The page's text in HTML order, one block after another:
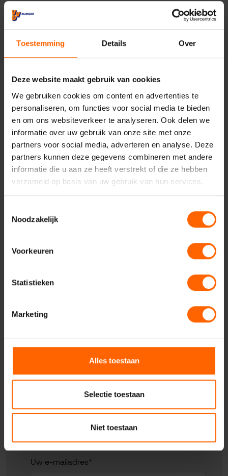
Toestemming Details Over
Deze website maakt gebruik van cookies
We gebruiken cookies om content en advertenties te
personaliseren, om functies voor social media te bieden
en om ons websiteverkeer te analyseren. Ook delen we
informatie over uw gebruik van onze site met onze
partners voor social media, adverteren en analyse. Deze
partners kunnen deze gegevens combineren met andere
informatie die u aan ze heeft verstrekt of die ze hebben
verzameld op basis van uw gebruik van hun services.
Noodzakelijk
Voorkeuren
Statistieken
Marketing
Alles toestaan
Selectie toestaan
Niet toestaan
Meer weten over dit
onderwerp?
Contact met VVD
Nijmegen
Uw e-mailadres*